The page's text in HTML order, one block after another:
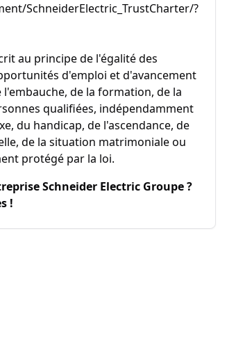
SchneiderElectric_TrustCharter/?
au principe de l'égalité des
d'emploi et d'avancement
de la formation, de la
qualifiées, indépendamment
du handicap, de l'ascendance, de
de la situation matrimoniale ou
protégé par la loi.
Schneider Electric Groupe?
!